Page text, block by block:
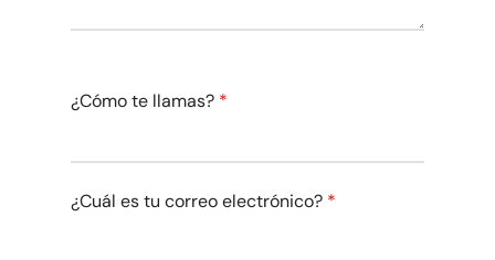
¿Cómo te llamas? *
¿Cuál es tu correo electrónico? *